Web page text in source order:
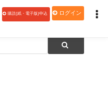
購読(紙・電子版)申込 ログイン